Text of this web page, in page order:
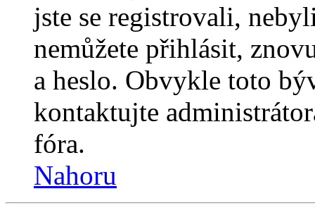
jste se registrovali,
nemůžete přihlásit,
a heslo. Obvykle toto
kontaktujte
fóra.
Nahoru